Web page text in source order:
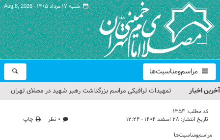
شنبه ۱۷ مرداد ۱۴۰۵ - Aug 8, 2026
مراسم‌ومناسبت‌ها
آخرین اخبار
تمهیدات ترافیکی مراسم بزرگداشت رهبر شهید در مصلای تهران
حجت‌الاسلام حاج علی‌اکبری؛ خطیب این هفته نماز جمعه تهران
کد مطلب: 1354
تاریخ انتشار: ۲۸ اسفند ۱۴۰۴ - ۱۲:۲۴ ۰ نظر
چاپ
مراسم‌ومناسبت‌ها